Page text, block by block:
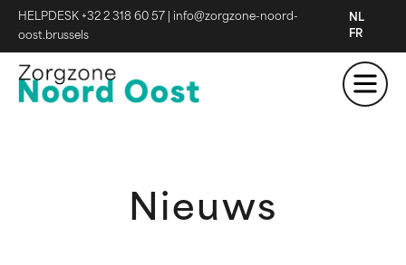
HELPDESK +32 2 318 60 57
info@zorgzone-noord-
oost.brussels
NL
FR
Nieuws